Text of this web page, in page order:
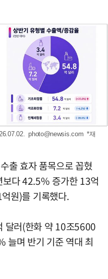
photo@newsis.com *재
출 효자 품목으로 꼽혔
보다 42.5% 증가한 13억
원)를 기록했다.
달러(한화 약 10조5600
늘며 반기 기준 역대 최